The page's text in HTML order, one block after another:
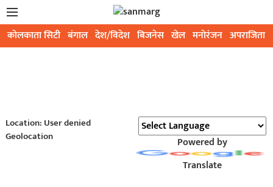
कोलकाता सिटी बंगाल देश/विदेश बिजनेस खेल मनोरंजन अपराजिता
Location: User denied
Geolocation
Powered by
Translate